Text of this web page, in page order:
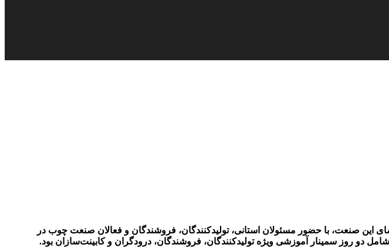
این صنعت، با حضور مسئولان استانی، تولیدکنندگان، فروشندگان و فعالان صنعت چوب در
دو روز سمینار آموزشی ویژه تولیدکنندگان، فروشندگان، درودگران و کابینت‌سازان بود.